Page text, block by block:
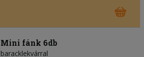
Mini fánk 6db
baracklekvárral